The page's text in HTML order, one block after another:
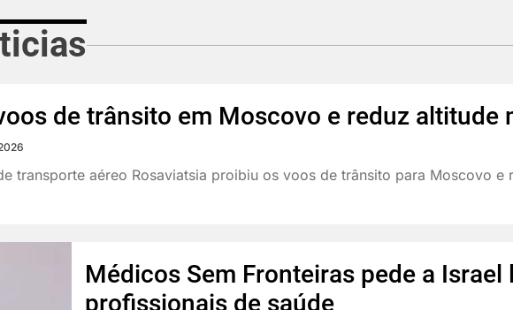
de trânsito em Moscovo e reduz altitude
transporte aéreo Rosaviatsia proibiu os voos de trânsito para Moscovo e
Médicos Sem Fronteiras pede a
profissionais de saúde